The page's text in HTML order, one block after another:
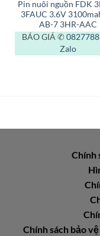
Pin nuôi nguồn FDK
3FAUC 3.6V
AB-7 3HR-AAC
BÁO GIÁ ✆
Zalo
Chính
Chính sách bảo